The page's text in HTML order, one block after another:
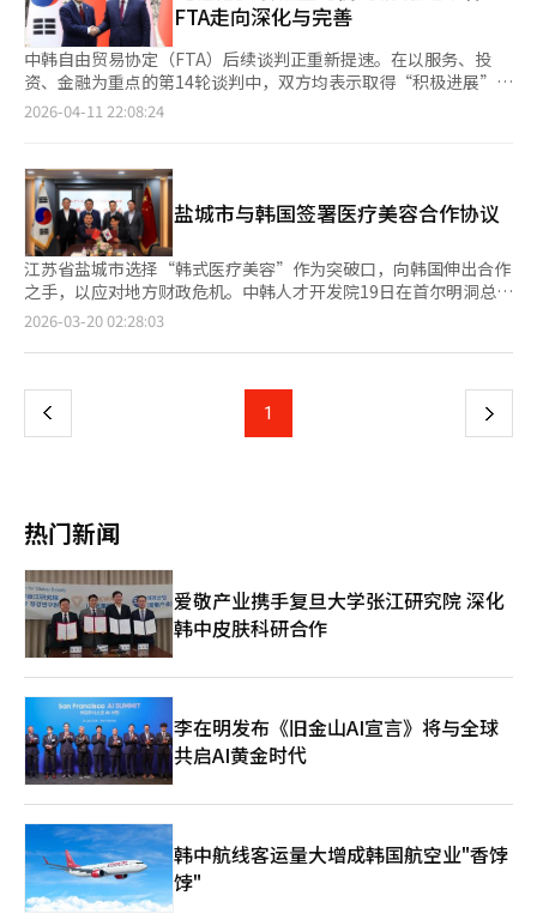
所在的盐城经济技术开发区是中国东部重要产业发展区域，以汽车
制造及高端制造业为核心产业，开发区内进驻众多韩国企业及合作
供应商，被视为韩中经贸合作的重要据点。 新罗舒泰盐城店将依
托当地产业优势，同时吸引商务出行与旅游住宿需求，逐步提升品
牌在中国市场的影响力。新罗酒店负责人表示，集团将凭借多年积
累的酒店运营经验和品牌信誉，以委托运营模式加快推动新罗舒泰
续加码布局中国市场，旗下另一品牌新罗汇纹酒店（Shilla
Monogram）于今年2月在陕西省西安市正式开业。
FTA走向深化与完善
中韩自由贸易协定（FTA）后续谈判正重新提速。在以服务、投
资、金融为重点的第14轮谈判中，双方均表示取得“积极进展”。
这一表述并非简单的外交辞令，而是一个清晰信号：一度因外部因
制度基础。然而，2016年“萨德”反导系统部署引发的政治与安
全摩擦，令原本快速发展的经贸合作受到明显掣肘，其潜力未能充
分释放。事实表明，经济合作虽以互利为导向，却难以完全摆脱安
全与政治因素的牵引。正因如此，当下推动FTA后续谈判，不仅是
对既有合作机制的修复，更是一次在更成熟框架下重塑双边关系的
关键契机。 需要强调的是，中韩FTA的意义远不止于关税减让。它
是重塑东亚区域经济秩序的重要支点，是两大经济体在合作与竞争
并存格局中进行制度化协调的重要工具。本轮谈判所涉及的服务贸
易、投资规则及“负面清单”模式，标志着协定正由传统制造业领
国经济深度融合现实的回应，也体现出规则体系向高标准、现代化
迈进的趋势。 然而，历史经验同样提醒，经济与安全之间的张力
得关注的是，地方层面与产业一线早已积累了丰富的合作实践。中
子、汽车、化工等为核心的产业生态体系。这种合作已从单纯的资
本引入，演变为涵盖技术、人才与供应链的深层次融合，体现
出“你中有我、我中有你”的发展格局。 在韩国方面，新万金产
业园区则被视为未来合作的重要载体。作为面向东北亚的综合性开
发项目，新万金在产业、物流、能源与旅游等多领域具备联动潜
力。一旦与中国沿海经济带形成更紧密对接，有望发展为区域经济
合作的重要枢纽。当前，地方政府与企业之间的合作已初见端倪，
若能获得国家层面制度性安排的支撑，其外溢效应将更加显著。
由此可见，中韩FTA并非仅在谈判桌上完成的“文本工程”，更是
一项由企业、地方与市场共同参与构建的“现实工程”。只有当制
度设计与实践需求相互契合，协定才能真正转化为推动经济增长的
动力。 面向未来，中韩FTA深化仍需把握三大关键方向。其一是坚
持相互均衡。市场开放应建立在互利共赢基础之上，尤其在服务业
与金融领域，应在扩大开放的同时强化本国产业竞争力，实现“开
放与安全并重”。其二是强化制度信任。通过完善规则体系，减少
2026-04-11 22:08:24
盐城市与韩国签署医疗美容合作协议
江苏省盐城市选择“韩式医疗美容”作为突破口，向韩国伸出合作
之手，以应对地方财政危机。中韩人才开发院19日在首尔明洞总部
宣布，与盐城市签署了中韩产业合作及人才交流的合作备忘录
东、卫生健康委员会党委书记王政等高级官员出席了签约仪式，显
有800万人口的大型工业城市，韩国企业如起亚和SK集团已在此建
立了坚实的产业合作基础。中韩人才开发院是韩国最大的中国留学
城市计划将韩国皮肤科的先进医疗美容品牌和技术快速引入当地主
要大型医疗机构。合作不仅限于技术转移，还将尝试新的融合模
式，将韩国皮肤科的外部治疗技术与中医的内部调理方法结合。中
韩人才开发院的相关人士表示：“此次协议将成为韩国优秀企业和
医疗机构进入中国市场的坚实基础，我们将继续扩大支持产业合作
的平台作用。”※ 本报道经人工智能（AI）系统翻译与编辑。
2026-03-20 02:28:03
上
页
1 下
热门新闻
爱敬产业携手复旦大学张江研究院 深化
韩中皮肤科研合作
李在明发布《旧金山AI宣言》将与全球
共启AI黄金时代
韩中航线客运量大增成韩国航空业"香饽
饽"